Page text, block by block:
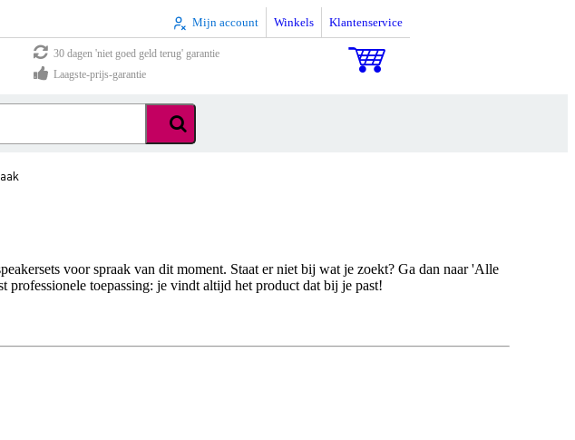
Mijn account Winkels Klantenservice
30 dagen 'niet goed geld terug' garantie
Laagste-prijs-garantie
voor spraak van dit moment. Staat er niet bij wat je zoekt? Ga dan naar 'Alle
professionele toepassing: je vindt altijd het product dat bij je past!